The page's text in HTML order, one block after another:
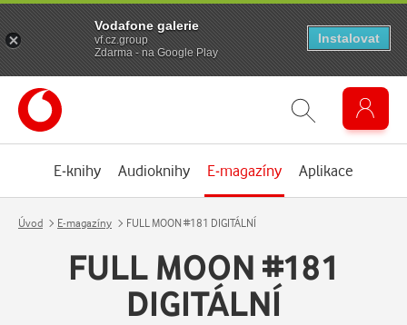
E-knihy Audioknihy E-magazíny Aplikace
Úvod E-magazíny FULL MOON #181 DIGITÁLNÍ
FULL MOON #181
DIGITÁLNÍ
Vodafone galerie
vf.cz.group
Zdarma - na Google Play
Instalovat